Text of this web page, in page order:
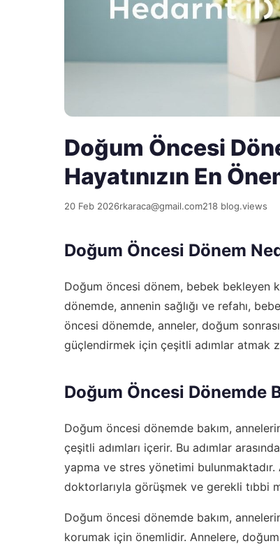
Doğum Öncesi
Hayatınızın En
20 Feb 2026rkaraca@gmail.com218 blog.views
Doğum Öncesi Dönem
Doğum öncesi dönem, bebek bekleyen
dönemde, annenin sağlığı ve refahı,
öncesi dönemde, anneler, doğum
güçlendirmek için çeşitli adımlar atmak
Doğum Öncesi Dönemde
Doğum öncesi dönemde bakım,
çeşitli adımları içerir. Bu adımlar
yapma ve stres yönetimi
doktorlarıyla görüşmek ve gerekli tıbbi
Doğum öncesi dönemde bakım,
korumak için önemlidir. Annelere,